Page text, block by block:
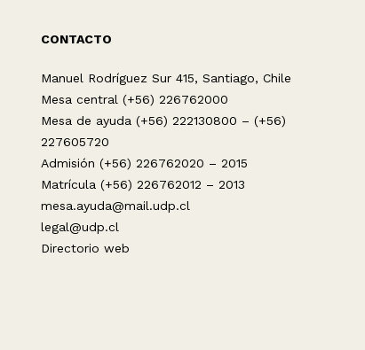
CONTACTO
Manuel Rodríguez Sur 415, Santiago, Chile
Mesa central (+56) 226762000
Mesa de ayuda (+56) 222130800 – (+56)
227605720
Admisión (+56) 226762020 – 2015
Matrícula (+56) 226762012 – 2013
mesa.ayuda@mail.udp.cl
legal@udp.cl
Directorio web